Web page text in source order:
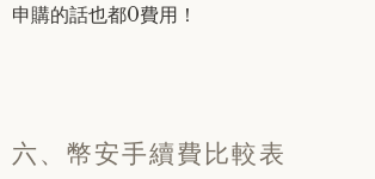
申購的話也都0費用！
六、幣安手續費比較表